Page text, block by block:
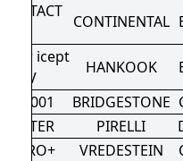
CONTINENTAL
icept
SUV
HANKOOK
LM001
BRIDGESTONE
PIRELLI
PRO+
VREDESTEIN